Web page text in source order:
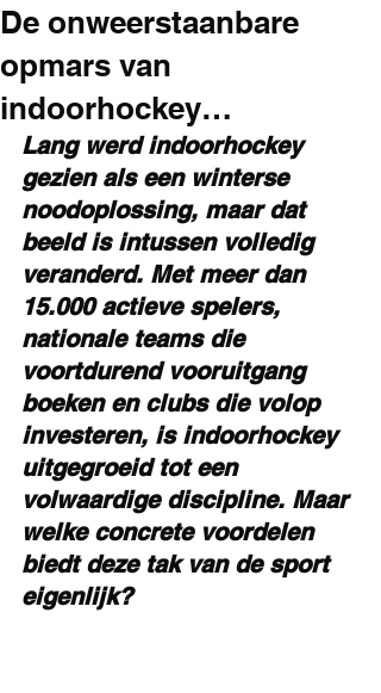
De onweerstaanbare
opmars van
indoorhockey…
Lang werd indoorhockey
gezien als een winterse
noodoplossing, maar dat
beeld is intussen volledig
veranderd. Met meer dan
15.000 actieve spelers,
nationale teams die
voortdurend vooruitgang
boeken en clubs die volop
investeren, is indoorhockey
uitgegroeid tot een
volwaardige discipline. Maar
welke concrete voordelen
biedt deze tak van de sport
eigenlijk?